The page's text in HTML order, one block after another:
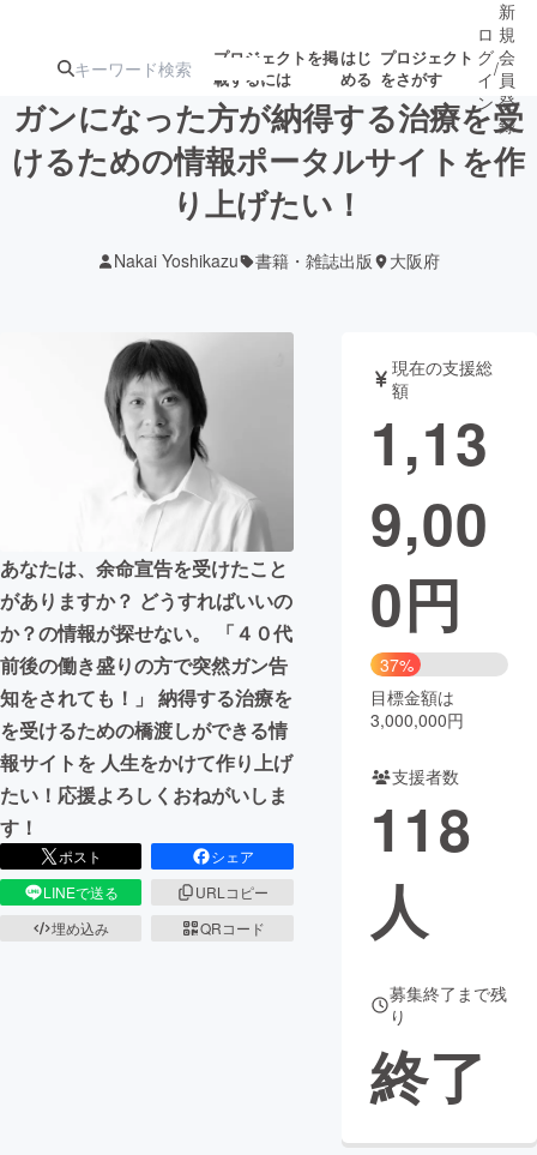
プロジェクトを掲
載するには
はじ
める
プロジェクト
をさがす
注目の新着プロ募集終了が近いプ
テクノロジー・ガジェット
映像・映画 書籍・雑誌
ビジネス・起業 チャレンジ
まちづくり・地域活性化
CAMPFIRE for Social Good
CAMPFIRE Creation
CAMPFIREふるさと納税machi-ya コミュニティ
ロ
グ
イ
ン
/
新
規
会
員
登
録
ガンになった方が納得する治療を受
けるための情報ポータルサイトを作
り上げたい！
Nakai Yoshikazu 書籍・雑誌出版 大阪府
あなたは、余命宣告を受けたこと
がありますか？ どうすればいいの
か？の情報が探せない。 「４０代
前後の働き盛りの方で突然ガン告
知をされても！」 納得する治療を
を受けるための橋渡しができる情
報サイトを 人生をかけて作り上げ
たい！応援よろしくおねがいしま
す！
ポスト
シェア
LINEで送る
URLコピー
埋め込み
QRコード
現在の支援総
額
1,13
9,00
0円
37%
目標金額は
3,000,000円
支援者数
118
人
募集終了まで残
り
終了